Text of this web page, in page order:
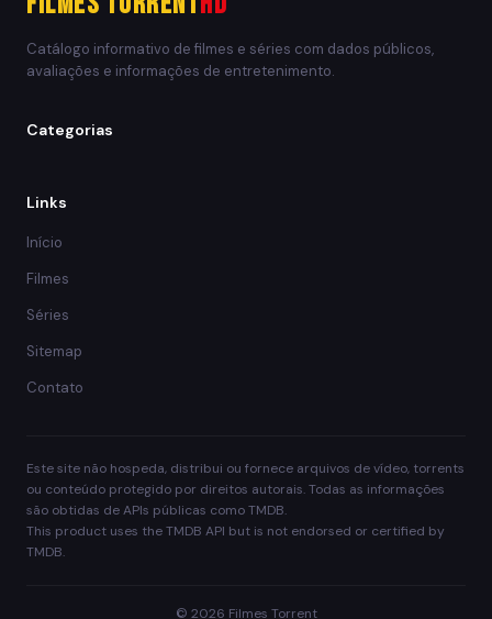
Catálogo informativo de filmes e séries com dados públicos,
avaliações e informações de entretenimento.
Categorias
Links
Início
Filmes
Séries
Sitemap
Contato
Este site não hospeda, distribui ou fornece arquivos de vídeo, torrents
ou conteúdo protegido por direitos autorais. Todas as informações
são obtidas de APIs públicas como TMDB.
This product uses the TMDB API but is not endorsed or certified by
TMDB.
© 2026 Filmes Torrent